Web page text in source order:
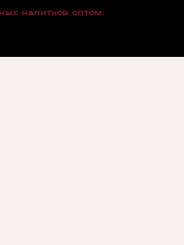
напитков оптом.